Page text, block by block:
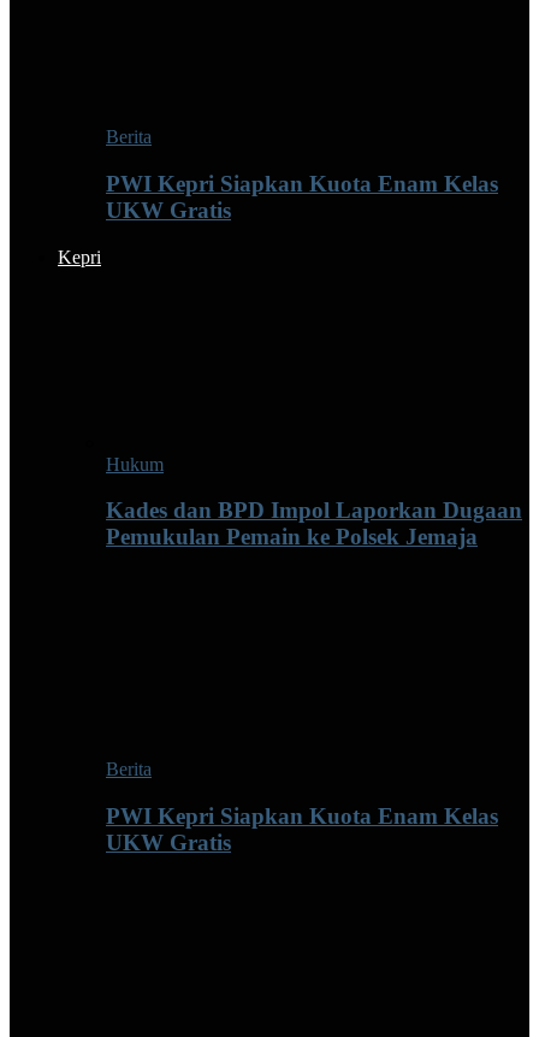
Berita
PWI Kepri Siapkan Kuota Enam Kelas
UKW Gratis
Kepri
Hukum
Kades dan BPD Impol Laporkan Dugaan
Pemukulan Pemain ke Polsek Jemaja
Berita
PWI Kepri Siapkan Kuota Enam Kelas
UKW Gratis